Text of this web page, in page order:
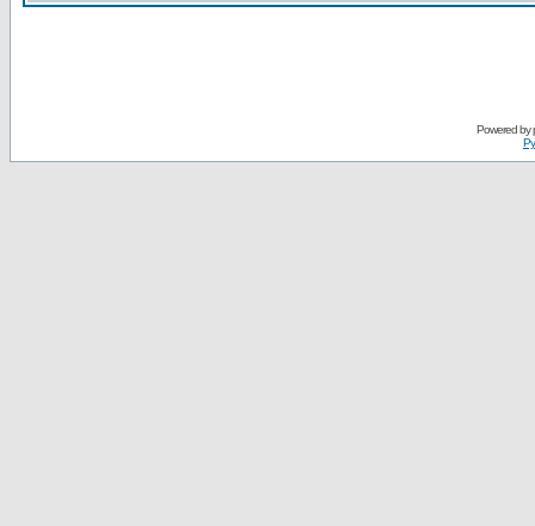
Powered by